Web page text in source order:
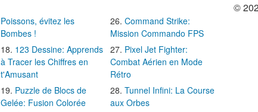
Poissons, évitez les
Bombes !
123 Dessine: Apprends
à Tracer les Chiffres en
t'Amusant
Puzzle de Blocs de
Gelée: Fusion Colorée
Command Strike:
Mission Commando FPS
Pixel Jet Fighter:
Combat Aérien en Mode
Rétro
Tunnel Infini: La Course
aux Orbes
©